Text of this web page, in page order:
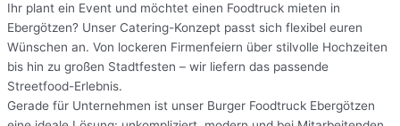
Ihr plant ein Event und möchtet einen Foodtruck mieten in
Ebergötzen? Unser Catering-Konzept passt sich flexibel euren
Wünschen an. Von lockeren Firmenfeiern über stilvolle Hochzeiten
bis hin zu großen Stadtfesten – wir liefern das passende
Streetfood-Erlebnis.
Gerade für Unternehmen ist unser Burger Foodtruck Ebergötzen